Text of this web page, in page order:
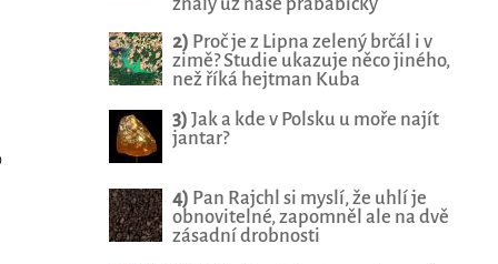
2) Proč je z Lipna zelený brčál i v
zimě? Studie ukazuje něco jiného,
než říká hejtman Kuba
3) Jak a kde v Polsku u moře najít
jantar?
4) Pan Rajchl si myslí, že uhlí je
obnovitelné, zapomněl ale na dvě
zásadní drobnosti